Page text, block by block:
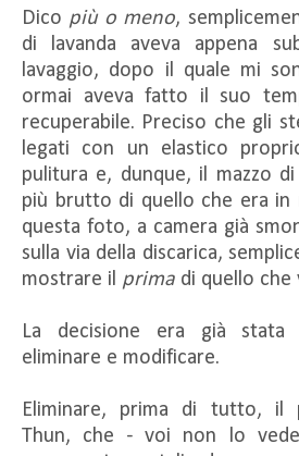
Dico più o meno,
di lavanda aveva appena
lavaggio, dopo il quale mi
ormai aveva fatto il suo
recuperabile. Preciso che gli
legati con un elastico
pulitura e, dunque, il mazzo
più brutto di quello che era in
questa foto, a camera già
sulla via della discarica,
mostrare il prima di quello
La decisione era già stata
eliminare e modificare.
Eliminare, prima di tutto, il
Thun, che - voi non lo